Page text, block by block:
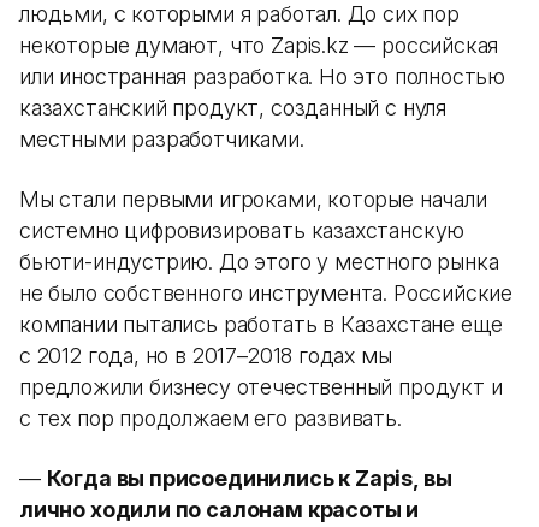
людьми, с которыми я работал. До сих пор
некоторые думают, что Zapis.kz — российская
или иностранная разработка. Но это полностью
казахстанский продукт, созданный с нуля
местными разработчиками.
Мы стали первыми игроками, которые начали
системно цифровизировать казахстанскую
бьюти-индустрию. До этого у местного рынка
не было собственного инструмента. Российские
компании пытались работать в Казахстане еще
с 2012 года, но в 2017–2018 годах мы
предложили бизнесу отечественный продукт и
с тех пор продолжаем его развивать.
— Когда вы присоединились к Zapis, вы
лично ходили по салонам красоты и